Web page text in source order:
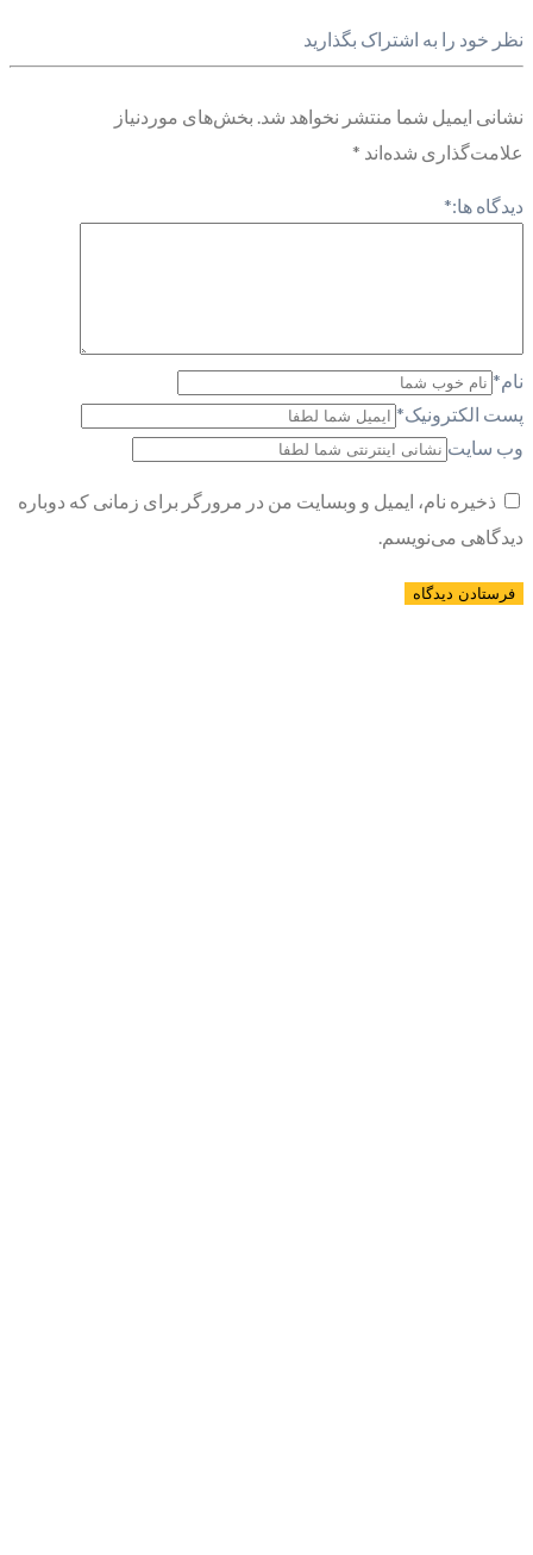
نظر خود را به اشتراک بگذارید
نشانی ایمیل شما منتشر نخواهد شد. بخش‌های موردنیاز
علامت‌گذاری شده‌اند *
دیدگاه ها:*
نام*
پست الکترونیک*
وب سایت
ذخیره نام، ایمیل و وبسایت من در مرورگر برای زمانی که دوباره
دیدگاهی می‌نویسم.